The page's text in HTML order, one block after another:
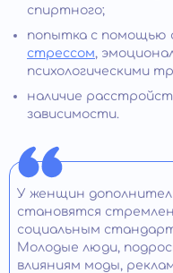
спиртного;
попытка с помощью
стрессом,
психологическими
наличие
зависимости.
У женщин
становятся
социальным
Молодые люди,
влияниям моды,